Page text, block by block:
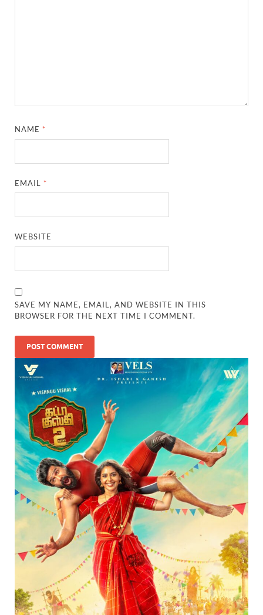
NAME *
EMAIL *
WEBSITE
SAVE MY NAME, EMAIL, AND WEBSITE IN THIS
BROWSER FOR THE NEXT TIME I COMMENT.